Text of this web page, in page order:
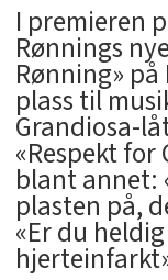
I premieren
Rønnings
Rønning»
plass til
Grandiosa-
«Respekt for
blant annet:
plasten på,
«Er du